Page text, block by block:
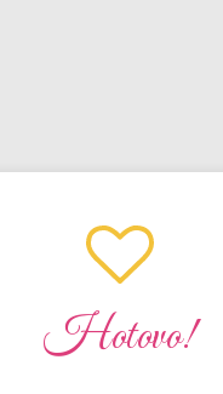
Hotovo!